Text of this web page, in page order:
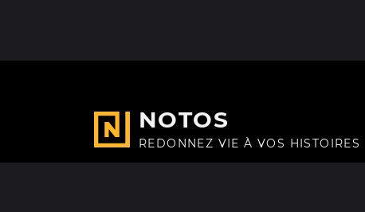
NOTOS
REDONNEZ VIE À VOS HISTOIRES